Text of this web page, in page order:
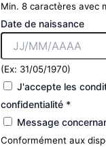
Min. 8 caractères avec
Date de naissance
(Ex: 31/05/1970)
J'accepte les
confidentialité *
Message
Conformément aux